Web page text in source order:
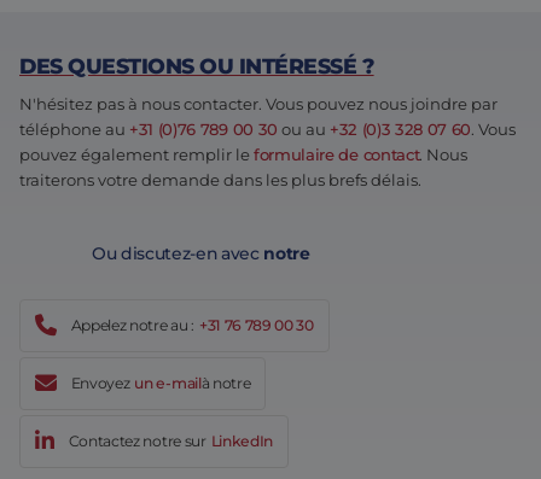
DES QUESTIONS OU INTÉRESSÉ ?
N'hésitez pas à nous contacter. Vous pouvez nous joindre par
téléphone au +31 (0)76 789 00 30 ou au +32 (0)3 328 07 60. Vous
pouvez également remplir leformulaire de contact. Nous
traiterons votre demande dans les plus brefs délais.
Ou discutez-en avec notre
Appelez notre au : +31 76 789 00 30
Envoyez un e-mailà notre
Contactez notre sur LinkedIn